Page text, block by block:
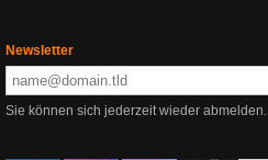
Newsletter
Sie können sich jederzeit wieder abmelden.